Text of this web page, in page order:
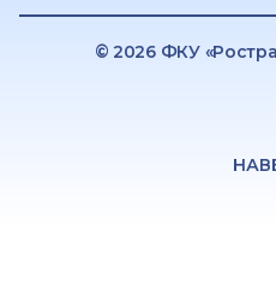
© 2026 ФКУ